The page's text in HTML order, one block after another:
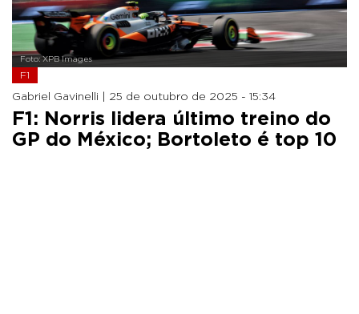
Foto: XPB Images
F1
Gabriel Gavinelli | 25 de outubro de 2025 - 15:34
F1: Norris lidera último treino do
GP do México; Bortoleto é top 10